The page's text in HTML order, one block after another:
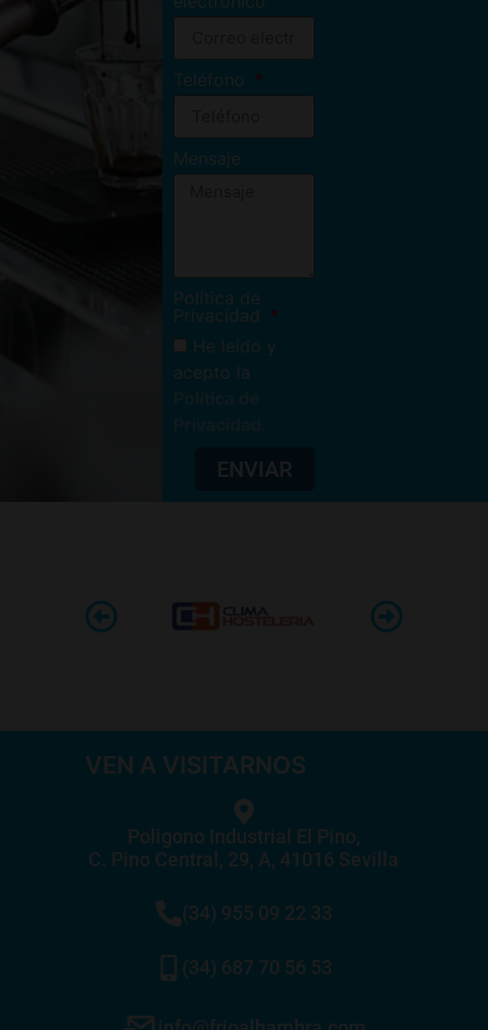
Teléfono
Mensaje
Política de
Privacidad
He leído y
acepto la
ENVIAR
VEN A VISITARNOS
Poligono Industrial El Pino,
C. Pino Central, 29, A, 41016 Sevilla
(34) 955 09 22 33
(34) 687 70 56 53